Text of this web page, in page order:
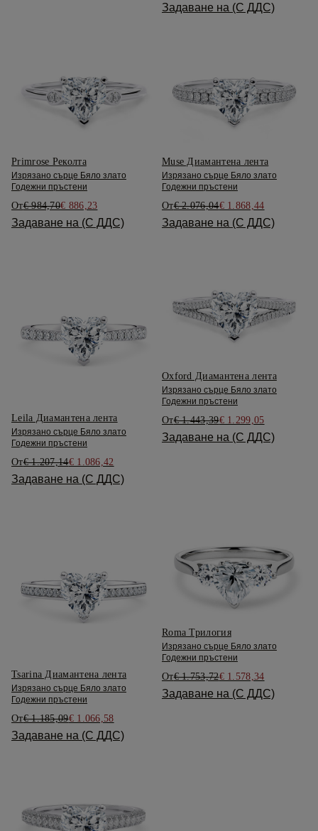
Задаване на (С ДДС)
Primrose Реколта
Изрязано сърце Бяло злато
Годежни пръстени
От€ 984,70€ 886,23
Задаване на (С ДДС)
Muse Диамантена лента
Изрязано сърце Бяло злато
Годежни пръстени
От€ 2.076,04€ 1.868,44
Задаване на (С ДДС)
Leila Диамантена лента
Изрязано сърце Бяло злато
Годежни пръстени
От€ 1.207,14€ 1.086,42
Задаване на (С ДДС)
Oxford Диамантена лента
Изрязано сърце Бяло злато
Годежни пръстени
От€ 1.443,39€ 1.299,05
Задаване на (С ДДС)
Tsarina Диамантена лента
Изрязано сърце Бяло злато
Годежни пръстени
От€ 1.185,09€ 1.066,58
Задаване на (С ДДС)
Roma Трилогия
Изрязано сърце Бяло злато
Годежни пръстени
От€ 1.753,72€ 1.578,34
Задаване на (С ДДС)